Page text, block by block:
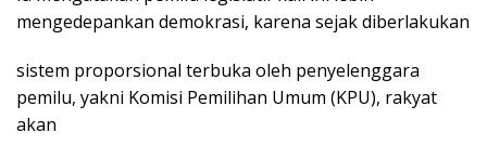
mengedepankan demokrasi, karena sejak diberlakukan
sistem proporsional terbuka oleh penyelenggara
pemilu, yakni Komisi Pemilihan Umum (KPU), rakyat
akan